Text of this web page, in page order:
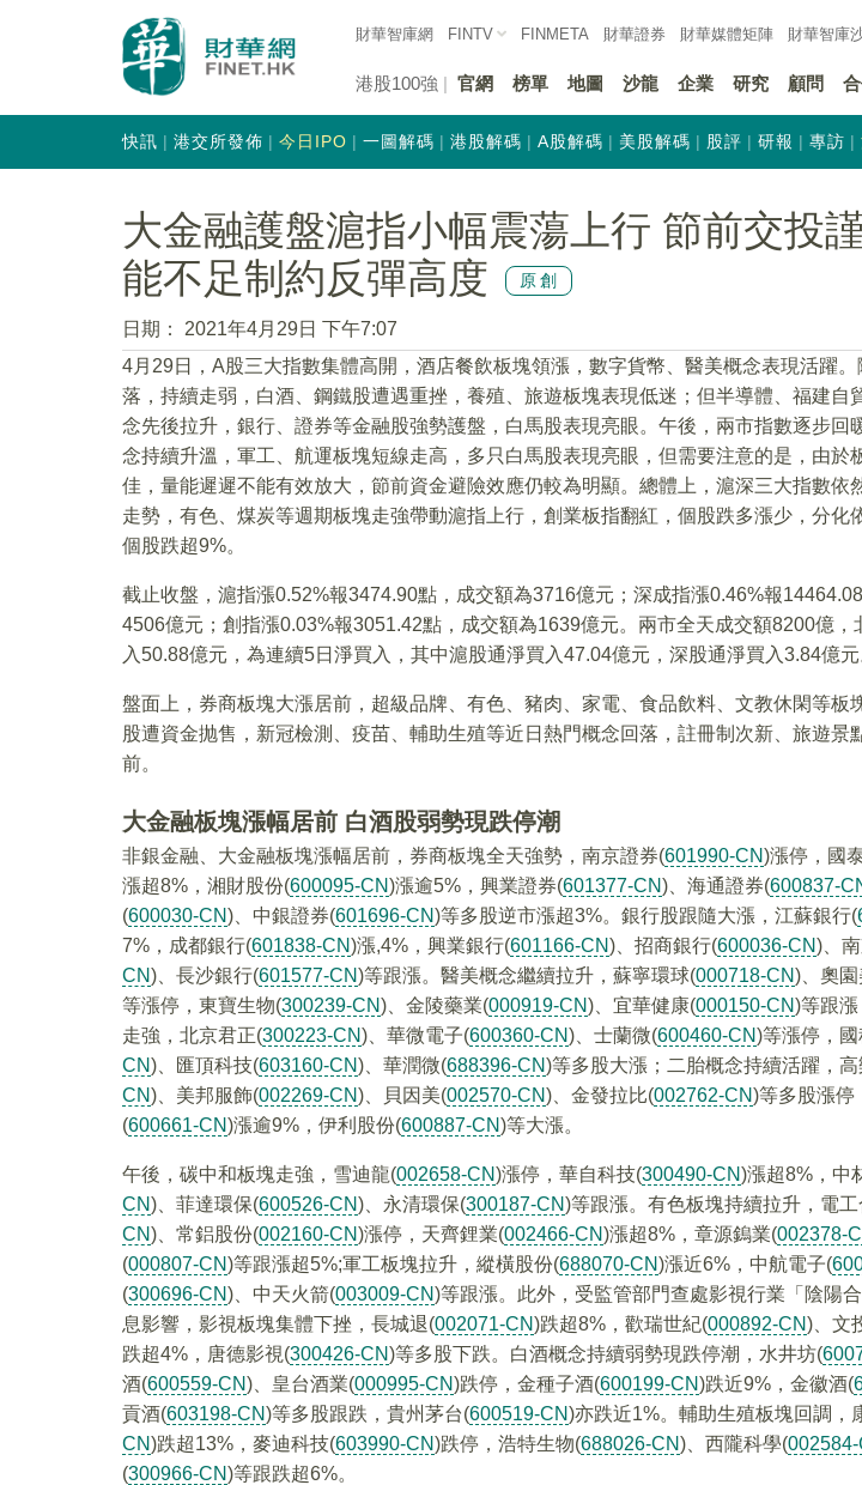
財華智庫網 FINTV FINMETA 財華證券 財華媒體矩陣 財華智庫
港股100強 官網 榜單 地圖 沙龍 企業 研究 顧問
快訊 港交所發佈 今日IPO 一圖解碼 港股解碼 A股解碼 美股解碼 股評 研報 專訪
大金融護盤滬指小幅震蕩上行 節前交投
能不足制約反彈高度
原創
日期：
2021年4月29日 下午7:07
4月29日，A股三大指數集體高開，酒店餐飲板塊領漲，數字貨幣、醫美概念表現活躍。
落，持續走弱，白酒、鋼鐵股遭遇重挫，養殖、旅遊板塊表現低迷；但半導體、福建自
念先後拉升，銀行、證券等金融股強勢護盤，白馬股表現亮眼。午後，兩市指數逐步回
念持續升溫，軍工、航運板塊短線走高，多只白馬股表現亮眼，但需要注意的是，由於
佳，量能遲遲不能有效放大，節前資金避險效應仍較為明顯。總體上，滬深三大指數依
走勢，有色、煤炭等週期板塊走強帶動滬指上行，創業板指翻紅，個股跌多漲少，分化
個股跌超9%。
截止收盤，滬指漲0.52%報3474.90點，成交額為3716億元；深成指漲0.46%報
4506億元；創指漲0.03%報3051.42點，成交額為1639億元。兩市全天成交額8200億，
入50.88億元，為連續5日淨買入，其中滬股通淨買入47.04億元，深股通淨買入3.84億元
盤面上，券商板塊大漲居前，超級品牌、有色、豬肉、家電、食品飲料、文教休閑等板
股遭資金抛售，新冠檢測、疫苗、輔助生殖等近日熱門概念回落，註冊制次新、旅遊景
前。
大金融板塊漲幅居前 白酒股弱勢現跌停潮
非銀金融、大金融板塊漲幅居前，券商板塊全天強勢，南京證券(601990-CN)漲停，國
漲超8%，湘財股份(600095-CN)漲逾5%，興業證券(601377-CN)、海通證券(600837-
(600030-CN)、中銀證券(601696-CN)等多股逆市漲超3%。銀行股跟隨大漲，江蘇銀行(
7%，成都銀行(601838-CN)漲,4%，興業銀行(601166-CN)、招商銀行(600036-CN)、
CN)、長沙銀行(601577-CN)等跟漲。醫美概念繼續拉升，蘇寧環球(000718-CN)、奧
等漲停，東寶生物(300239-CN)、金陵藥業(000919-CN)、宜華健康(000150-CN)等跟
走強，北京君正(300223-CN)、華微電子(600360-CN)、士蘭微(600460-CN)等漲停，
CN)、匯頂科技(603160-CN)、華潤微(688396-CN)等多股大漲；二胎概念持續活躍，
CN)、美邦服飾(002269-CN)、貝因美(002570-CN)、金發拉比(002762-CN)等多股漲停
(600661-CN)漲逾9%，伊利股份(600887-CN)等大漲。
午後，碳中和板塊走強，雪迪龍(002658-CN)漲停，華自科技(300490-CN)漲超8%，中
CN)、菲達環保(600526-CN)、永清環保(300187-CN)等跟漲。有色板塊持續拉升，電
CN)、常鋁股份(002160-CN)漲停，天齊鋰業(002466-CN)漲超8%，章源鎢業(002378-
(000807-CN)等跟漲超5%;軍工板塊拉升，縱橫股份(688070-CN)漲近6%，中航電子(
(300696-CN)、中天火箭(003009-CN)等跟漲。此外，受監管部門查處影視行業「陰陽
息影響，影視板塊集體下挫，長城退(002071-CN)跌超8%，歡瑞世紀(000892-CN)、文
跌超4%，唐德影視(300426-CN)等多股下跌。白酒概念持續弱勢現跌停潮，水井坊(
酒(600559-CN)、皇台酒業(000995-CN)跌停，金種子酒(600199-CN)跌近9%，金徽酒(
貢酒(603198-CN)等多股跟跌，貴州茅台(600519-CN)亦跌近1%。輔助生殖板塊回調，
CN)跌超13%，麥迪科技(603990-CN)跌停，浩特生物(688026-CN)、西隴科學(002584-
(300966-CN)等跟跌超6%。